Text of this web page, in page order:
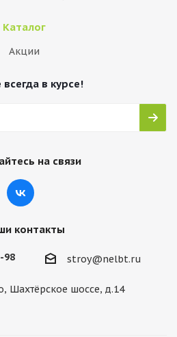
Каталог
Акции
всегда в курсе!
на связи
контакты
98 stroy@nelbt.ru
Шахтёрское шоссе, д.14